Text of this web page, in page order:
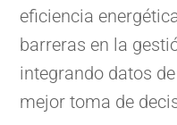
eficiencia
barreras en la
integrando datos
mejor toma de